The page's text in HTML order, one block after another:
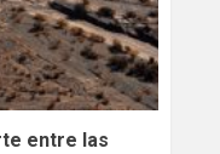
entre las